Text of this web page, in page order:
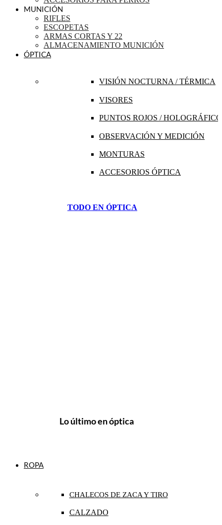
MUNICIÓN
RIFLES
ESCOPETAS
ARMAS CORTAS Y 22
ALMACENAMIENTO MUNICIÓN
ÓPTICA
VISIÓN NOCTURNA / TÉRMICA
VISORES
PUNTOS ROJOS /
OBSERVACIÓN Y MEDICIÓN
MONTURAS
ACCESORIOS ÓPTICA
TODO EN ÓPTICA
Lo último en óptica
ROPA
CHALECOS DE ZACA Y TIRO
CALZADO